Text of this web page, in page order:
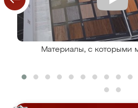
Материалы, с которыми